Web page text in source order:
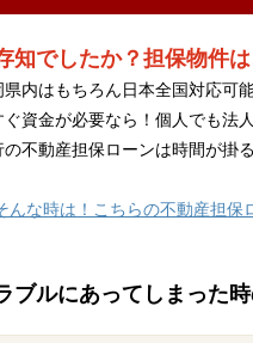
知でしたか？担保物件
県内はもちろん日本全国対応可
ぐ資金が必要なら！個人でも法
の不動産担保ローンは時間が掛
んな時は！こちらの不動産担保
ブルにあってしまった